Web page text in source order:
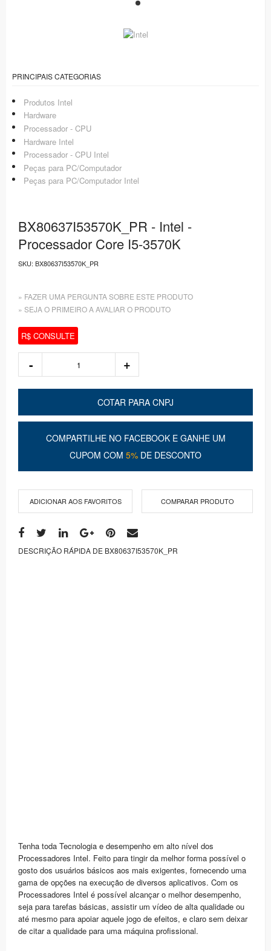
PRINCIPAIS CATEGORIAS
Produtos Intel
Hardware
Processador - CPU
Hardware Intel
Processador - CPU Intel
Peças para PC/Computador
Peças para PC/Computador Intel
BX80637I53570K_PR - Intel -
Processador Core I5-3570K
SKU: BX80637I53570K_PR
» FAZER UMA PERGUNTA SOBRE ESTE PRODUTO
» SEJA O PRIMEIRO A AVALIAR O PRODUTO
R$ CONSULTE
COTAR PARA CNPJ
COMPARTILHE NO FACEBOOK E GANHE UM
CUPOM COM 5% DE DESCONTO
ADICIONAR AOS FAVORITOS COMPARAR PRODUTO
DESCRIÇÃO RÁPIDA DE BX80637I53570K_PR
Tenha toda Tecnologia e desempenho em alto nível dos
Processadores Intel. Feito para tingir da melhor forma possível o
gosto dos usuários básicos aos mais exigentes, fornecendo uma
gama de opções na execução de diversos aplicativos. Com os
Processadores Intel é possível alcançar o melhor desempenho,
seja para tarefas básicas, assistir um vídeo de alta qualidade ou
até mesmo para apoiar aquele jogo de efeitos, e claro sem deixar
de citar a qualidade para uma máquina profissional.